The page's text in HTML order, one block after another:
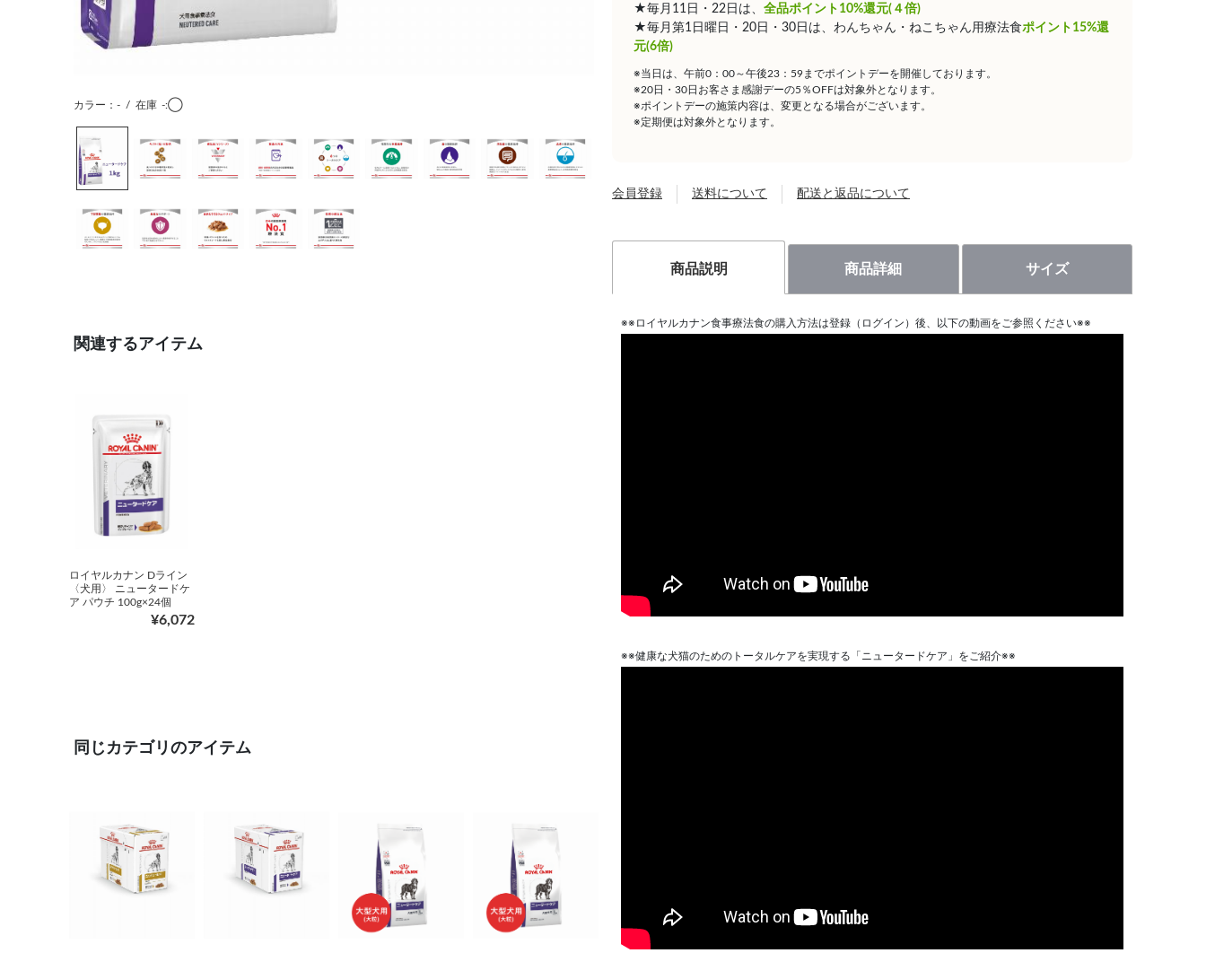
カラー：- / 在庫 -:◯
関連するアイテム
ロイヤルカナン Dライン
〈犬用〉 ニュータードケ
ア パウチ 100g×24個
¥6,072
同じカテゴリのアイテム
★毎月11日・22日は、 全品ポイント10%還元(４倍)
★毎月第1日曜日・20日・30日は、わんちゃん・ねこちゃん用療法食ポイント15%還
元(6倍)
※当日は、午前0：00～午後23：59までポイントデーを開催しております。
※20日・30日お客さま感謝デーの5％OFFは対象外となります。
※ポイントデーの施策内容は、変更となる場合がございます。
※定期便は対象外となります。
会員登録 送料について 配送と返品について
商品説明 商品詳細 サイズ
※※ロイヤルカナン食事療法食の購入方法は登録（ログイン）後、以下の動画をご参照ください※※
※※健康な犬猫のためのトータルケアを実現する「ニュータードケア」をご紹介※※